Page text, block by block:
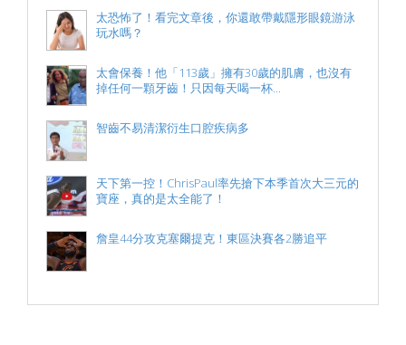
太恐怖了！看完文章後，你還敢帶戴隱形眼鏡游泳
玩水嗎？
太會保養！他「113歲」擁有30歲的肌膚，也沒有
掉任何一顆牙齒！只因每天喝一杯...
智齒不易清潔衍生口腔疾病多
天下第一控！ChrisPaul率先搶下本季首次大三元的
寶座，真的是太全能了！
詹皇44分攻克塞爾提克！東區決賽各2勝追平